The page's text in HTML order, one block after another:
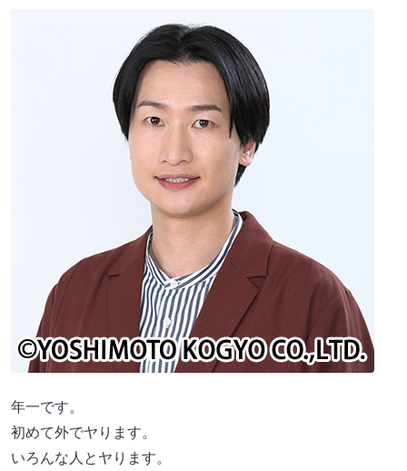
年一です。
初めて外でヤります。
いろんな人とヤります。